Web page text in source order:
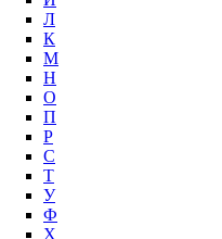
Л
К
М
Н
О
П
Р
С
Т
У
Ф
Х